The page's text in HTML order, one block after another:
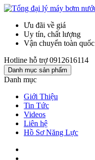
Ưu đãi về giá
Uy tín, chất lượng
Vận chuyển toàn quốc
Hotline hỗ trợ 0912616114
Danh mục sản phẩm
Danh mục
Giới Thiệu
Tin Tức
Videos
Liên hệ
Hồ Sơ Năng Lực